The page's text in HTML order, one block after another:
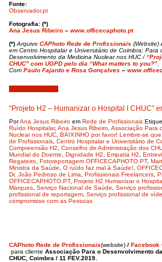
Fonte:
Observador.pt
Fotografia: (*)
Ana Jesus Ribeiro – www.officecaphoto.pt
(*) Arquivo CAPhoto Rede de Profissionais (Website)
em Centro Hospitalar e Universitário de Coimbra; Para
Desenvolvimento da Medicina Nuclear nos HUC /
CHUC” com UGPD pelo dia “What matters to you?”
Com Paulo Fajardo e Rosa Gonçalves –
“Projeto H2 – Humanizar o Hospital I CHUC”
PorAna Jesus Ribeiro em Rede de Profissionais
Ruído Hospitalar, Ana Jesus Ribeiro Associação Para
Nuclear nos HUC BAIXINHO por favor! Lembre-se
de Profissionais Centro Hospitalar e Universitário de
Compreensão H2
Conselho de Administração dos
Mundial do Doente
Dignidade H2 Empatia H2
Regateiro Fotoreportagem OFFICECAPHOTO.PT,
Ministra da Saúde
O ruído faz mal à Saúde!
Dr. João Pedroso de Lima
Profissionais Freelancers
OFFICECAPHOTO.PT, Projeto H2 Humanizar o
Marques Serviço Nacional de Saúde Serviço
profissional de reportagem Serviço profissional de
compromisso com as Pessoas
CAPhoto Rede de Profissionais(website) / Facebook
para cliente Associação Para o Desenvolvimento
CHUC, Coimbra / 11 FEV.2019.